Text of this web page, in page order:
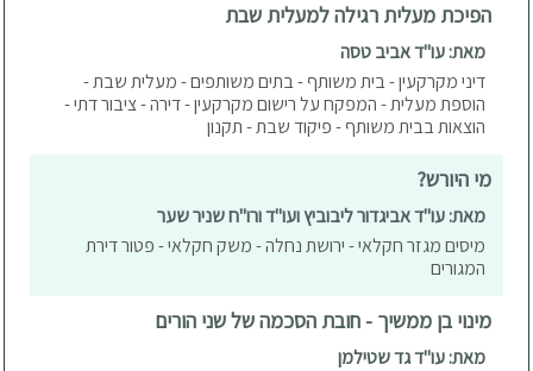
הפיכת מעלית רגילה למעלית שבת
מאת: עו"ד אביב טסה
דיני מקרקעין - בית משותף - בתים משותפים - מעלית שבת -
הוספת מעלית - המפקח על רישום מקרקעין - דירה - ציבור דתי -
הוצאות בבית משותף - פיקוד שבת - תקנון
מי היורש?
מאת: עו"ד אביגדור ליבוביץ ועו"ד ורו"ח שניר שער
מיסים מגזר חקלאי - ירושת נחלה - משק חקלאי - פטור דירת
המגורים
מינוי בן ממשיך - חובת הסכמה של שני הורים
מאת: עו"ד גד שטילמן